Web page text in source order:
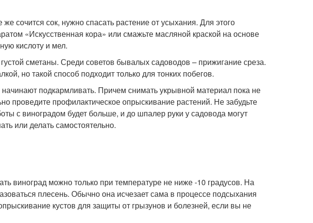
сочится сок, нужно спасать растение от усыхания. Для этого
«Искусственная кора» или смажьте масляной краской на основе
кислоту и мел.
сметаны. Среди советов бывалых садоводов – прижигание среза.
но такой способ подходит только для тонких побегов.
подкармливать. Причем снимать укрывной материал пока не
проведите профилактическое опрыскивание растений. Не забудьте
с виноградом будет больше, и до шпалер руки у садовода могут
или делать самостоятельно.
виноград можно только при температуре не ниже -10 градусов. На
плесень. Обычно она исчезает сама в процессе подсыхания
кустов для защиты от грызунов и болезней, если вы не